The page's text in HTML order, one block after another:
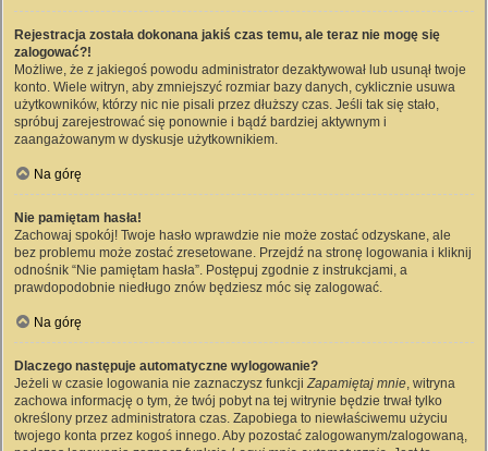
Rejestracja została dokonana jakiś czas temu, ale teraz nie mogę się
zalogować?!
Możliwe, że z jakiegoś powodu administrator dezaktywował lub usunął twoje
konto. Wiele witryn, aby zmniejszyć rozmiar bazy danych, cyklicznie usuwa
użytkowników, którzy nic nie pisali przez dłuższy czas. Jeśli tak się stało,
spróbuj zarejestrować się ponownie i bądź bardziej aktywnym i
zaangażowanym w dyskusje użytkownikiem.
Na górę
Nie pamiętam hasła!
Zachowaj spokój! Twoje hasło wprawdzie nie może zostać odzyskane, ale
bez problemu może zostać zresetowane. Przejdź na stronę logowania i kliknij
odnośnik “Nie pamiętam hasła”. Postępuj zgodnie z instrukcjami, a
prawdopodobnie niedługo znów będziesz móc się zalogować.
Na górę
Dlaczego następuje automatyczne wylogowanie?
Jeżeli w czasie logowania nie zaznaczysz funkcjiZapamiętaj mnie, witryna
zachowa informację o tym, że twój pobyt na tej witrynie będzie trwał tylko
określony przez administratora czas. Zapobiega to niewłaściwemu użyciu
twojego konta przez kogoś innego. Aby pozostać zalogowanym/zalogowaną,